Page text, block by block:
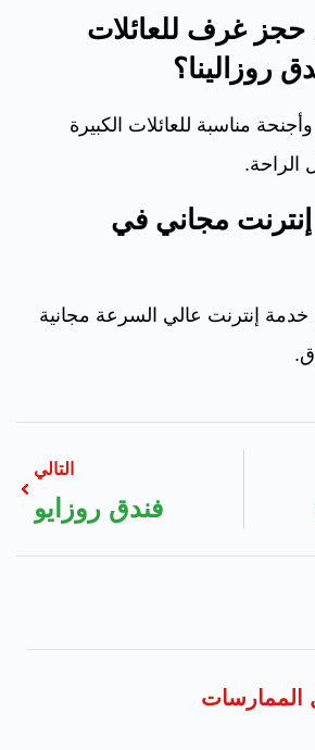
غرف للعائلات
روزالينا؟
مناسبة للعائلات الكبيرة
الراحة.
مجاني في
خدمة إنترنت عالي السرعة مجانية
التالي
فندق روزايو
الممارسات